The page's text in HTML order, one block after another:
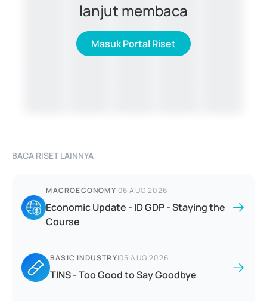
lanjut membaca
Masuk Portal Riset
BACA RISET LAINNYA
MACROECONOMY|06 AUG 2026
Economic Update - ID GDP - Staying the
Course
BASIC INDUSTRY|05 AUG 2026
TINS - Too Good to Say Goodbye